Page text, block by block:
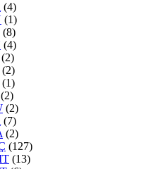
(4)
(1)
(8)
(4)
(2)
(2)
(1)
(2)
(2)
(7)
(2)
(127)
(13)